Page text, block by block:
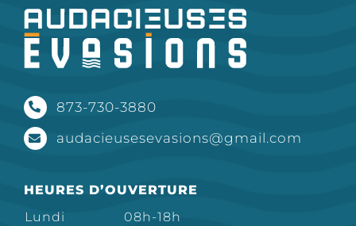
873-730-3880
audacieusesevasions@gmail.com
HEURES D’OUVERTURE
Lundi
08h-18h